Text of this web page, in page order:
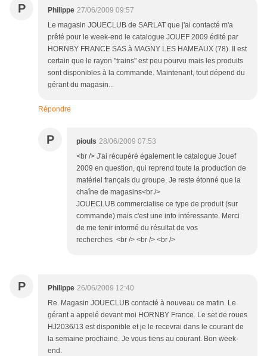
P Philippe 27/06/2009 09:57
Le magasin JOUECLUB de SARLAT que j'ai contacté m'a
prêté pour le week-end le catalogue JOUEF 2009 édité par
HORNBY FRANCE SAS à MAGNY LES HAMEAUX (78). Il est
certain que le rayon "trains" est peu pourvu mais les produits
sont disponibles à la commande. Maintenant, tout dépend du
gérant du magasin...
Répondre
P piouls 28/06/2009 07:53
<br /> J'ai récupéré également le catalogue Jouef
2009 en question, qui reprend toute la production de
matériel français du groupe. Je reste étonné que la
chaîne de magasins<br />
JOUECLUB commercialise ce type de produit (sur
commande) mais c'est une info intéressante. Merci
de me tenir informé du résultat de vos
recherches <br /> <br /> <br />
P Philippe 26/06/2009 12:40
Re. Magasin JOUECLUB contacté à nouveau ce matin. Le
gérant a appelé devant moi HORNBY France. Le set de roues
HJ2036/13 est disponible et je le recevrai dans le courant de
la semaine prochaine. Je vous tiens au courant. Bon week-
end.